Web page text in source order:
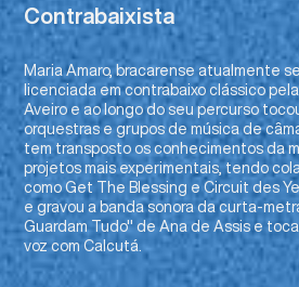
Contrabaixista
Maria Amaro, bracarense atualmente
licenciada em contrabaixo clássico
Aveiro e ao longo do seu percurso
orquestras e grupos de música de
tem transposto os conhecimentos da
projetos mais experimentais, tendo
como Get The Blessing e Circuit des
e gravou a banda sonora da curta-
Guardam Tudo" de Ana de Assis e
voz com Calcutá.